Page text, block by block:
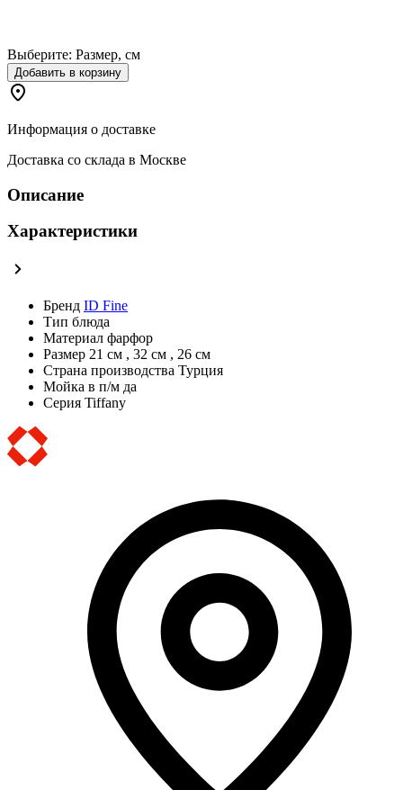
Выберите: Размер, см
Добавить в корзину
Информация о доставке
Доставка со склада в Москве
Описание
Характеристики
Бренд ID Fine
Тип блюда
Материал фарфор
Размер 21 см , 32 см , 26 см
Страна производства Турция
Мойка в п/м да
Серия Tiffany